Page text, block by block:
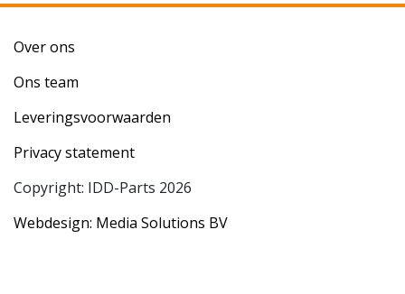
Over ons
Ons team
Leveringsvoorwaarden
Privacy statement
Copyright: IDD-Parts 2026
Webdesign: Media Solutions BV